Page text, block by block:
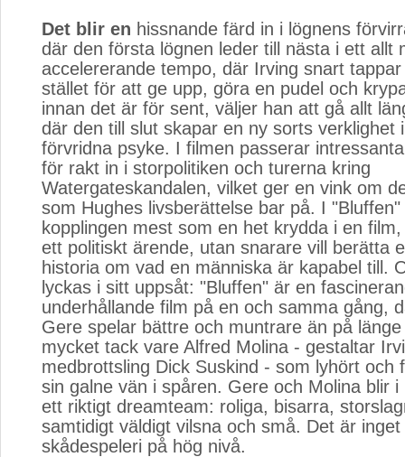
Det blir en hissnande färd in i lögnens
där den första lögnen leder till nästa i ett allt
accelererande tempo, där Irving snart
stället för att ge upp, göra en pudel och
innan det är för sent, väljer han att gå allt
där den till slut skapar en ny sorts verklighet
förvridna psyke. I filmen passerar
för rakt in i storpolitiken och turerna kring
Watergateskandalen, vilket ger en vink om
som Hughes livsberättelse bar på. I
kopplingen mest som en het krydda i en
ett politiskt ärende, utan snarare vill berätta
historia om vad en människa är kapabel till.
lyckas i sitt uppsåt: "Bluffen" är en
underhållande film på en och samma gång,
Gere spelar bättre och muntrare än på
mycket tack vare Alfred Molina - gestaltar
medbrottsling Dick Suskind - som lyhört och
sin galne vän i spåren. Gere och Molina blir i
ett riktigt dreamteam: roliga, bisarra,
samtidigt väldigt vilsna och små. Det är
skådespeleri på hög nivå.